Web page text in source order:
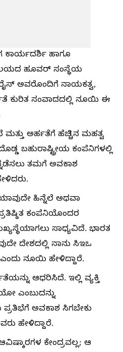
ಹಾಗೂ
ಹೂವರ್ ಸಂಸ್ಥೆಯ
ಅವರೊಂದಿಗೆ ನಾಯಕತ್ವ,
ಕುರಿತ ಸಂವಾದದಲ್ಲಿ ನೂಯಿ ಈ
ಅರ್ಹತೆಗೆ ಹೆಚ್ಚಿನ ಮಹತ್ವ
ಬಹುರಾಷ್ಟ್ರೀಯ ಕಂಪೆನಿಗಳಲ್ಲಿ
ತಮಗೆ ಅವಕಾಶ
ಹಿನ್ನೆಲೆ ಅಥವಾ
ಕಂಪೆನಿಯೊಂದರ
ಸಾಧ್ಯವಿದೆ. ಭಾರತ
ದೇಶದಲ್ಲಿ ನಾನು ಸಿಇಒ
ಎಂದು ನೂಯಿ ಹೇಳಿದ್ದಾರೆ.
ಆಧರಿಸಿದೆ. ಇಲ್ಲಿ ವ್ಯಕ್ತಿ
ಎಂಬುದನ್ನು
ಪ್ರತಿಭೆಗೆ ಅವಕಾಶ ಸಿಗಬೇಕು
ಹೇಳಿದ್ದಾರೆ.
ಕೇಂದ್ರವಲ್ಲ; ಆ